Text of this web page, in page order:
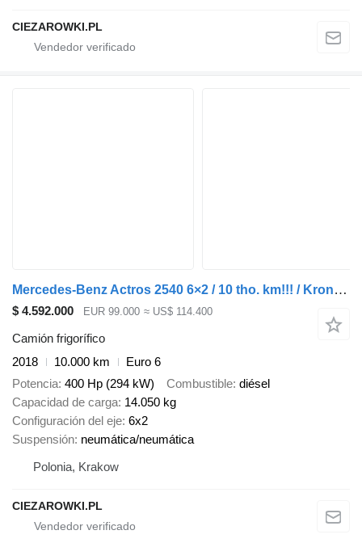
CIEZAROWKI.PL
Mercedes-Benz Actros 2540 6×2 / 10 tho. km!!! / Krone 18 EPAL refrigerator / T
$ 4.592.000 EUR 99.000 ≈ US$ 114.400
Camión frigorífico
2018
10.000 km
Euro 6
Potencia 400 Hp (294 kW) Combustible diésel
Capacidad de carga 14.050 kg
Configuración del eje 6x2
Suspensión neumática/neumática
Polonia, Krakow
CIEZAROWKI.PL